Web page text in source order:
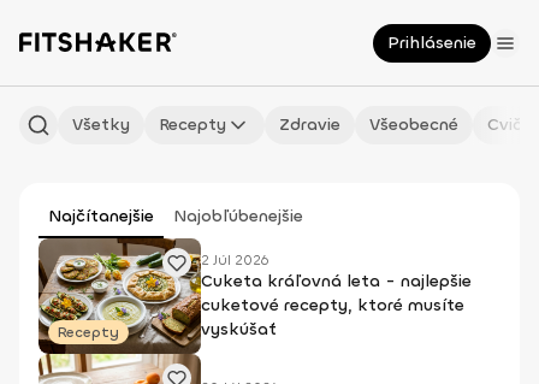
Prihlásenie
Všetky Recepty Zdravie Všeobecné
Najčítanejšie Najobľúbenejšie
Recepty
2 Júl 2026
Cuketa kráľovná leta - najlepšie
cuketové recepty, ktoré musíte
vyskúšať